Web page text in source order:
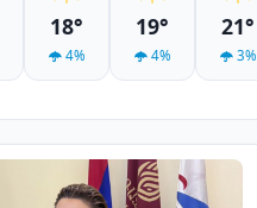
18°
4%
19°
4%
21°
3%